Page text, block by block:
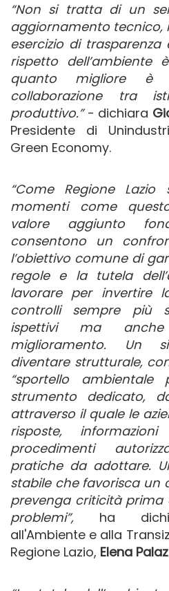
“Non si tratta di un
aggiornamento tecnico,
esercizio di trasparenza
rispetto
quanto migliore
collaborazione tra
produttivo.”- dichiara
Presidente di
Green Economy.
“Come Regione
momenti come
valore aggiunto
consentono un
l’obiettivo comune di
regole e la tutela
lavorare per invertire
controlli sempre più
ispettivi ma
miglioramento. Un
diventare strutturale,
“sportello ambientale
strumento dedicato,
attraverso il quale le
risposte,
procedimenti
pratiche da adottare.
stabile che favorisca
prevenga criticità
problemi”, ha
all'Ambiente e alla
Regione Lazio, Elena